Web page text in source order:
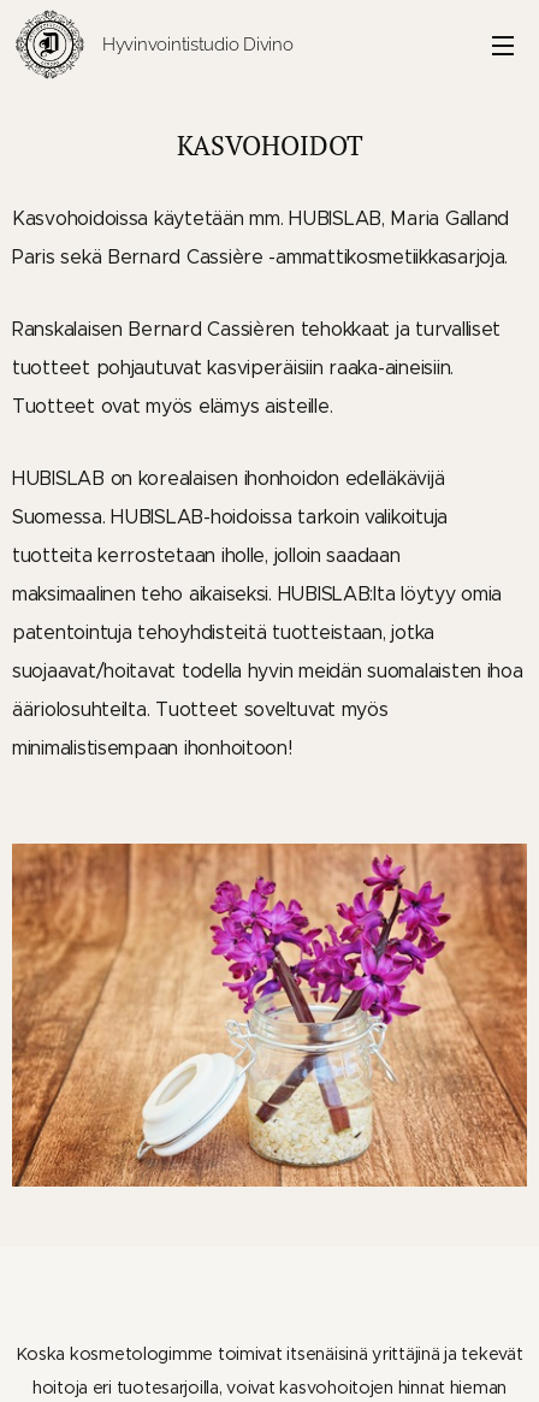
Hyvinvointistudio Divino
KASVOHOIDOT
Kasvohoidoissa käytetään mm. HUBISLAB, Maria Galland
Paris sekä Bernard Cassière -ammattikosmetiikkasarjoja.
Ranskalaisen Bernard Cassièren tehokkaat ja turvalliset
tuotteet pohjautuvat kasviperäisiin raaka-aineisiin.
Tuotteet ovat myös elämys aisteille.
HUBISLAB on korealaisen ihonhoidon edelläkävijä
Suomessa. HUBISLAB-hoidoissa tarkoin valikoituja
tuotteita kerrostetaan iholle, jolloin saadaan
maksimaalinen teho aikaiseksi. HUBISLAB:lta löytyy omia
patentointuja tehoyhdisteitä tuotteistaan, jotka
suojaavat/hoitavat todella hyvin meidän suomalaisten ihoa
ääriolosuhteilta. Tuotteet soveltuvat myös
minimalistisempaan ihonhoitoon!
Koska kosmetologimme toimivat itsenäisinä yrittäjinä ja tekevät
hoitoja eri tuotesarjoilla, voivat kasvohoitojen hinnat hieman